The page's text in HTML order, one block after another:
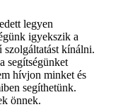
legyen
igyekszik a
szolgáltatást kínálni.
segítségünket
hívjon minket és
segíthetünk.
önnek.